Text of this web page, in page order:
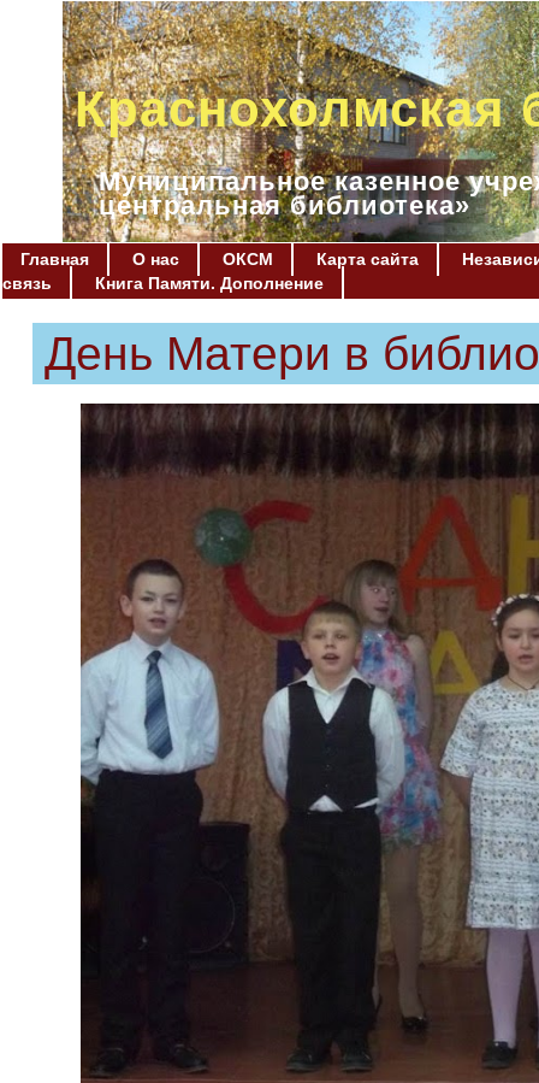
Краснохолмская
Муниципальное казенное
центральная библиотека»
Главная О нас ОКСМ Карта сайта
связь
Книга Памяти. Дополнение
День Матери в